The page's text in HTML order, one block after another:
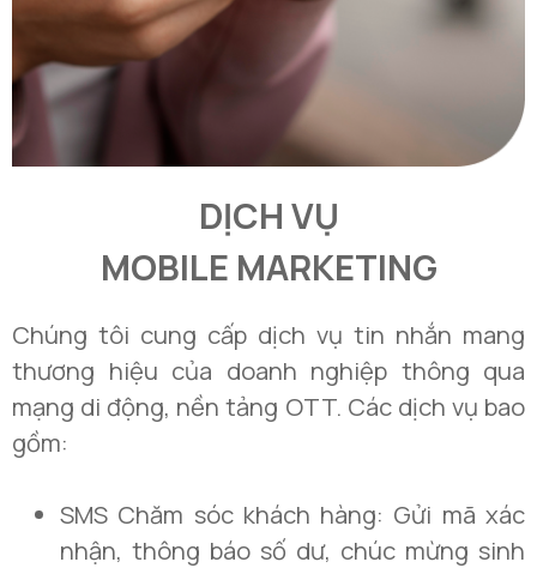
DỊCH VỤ
MOBILE MARKETING
Chúng tôi cung cấp dịch vụ tin nhắn mang
thương hiệu của doanh nghiệp thông qua
mạng di động, nền tảng OTT. Các dịch vụ bao
gồm:
SMS Chăm sóc khách hàng: Gửi mã xác
nhận, thông báo số dư, chúc mừng sinh